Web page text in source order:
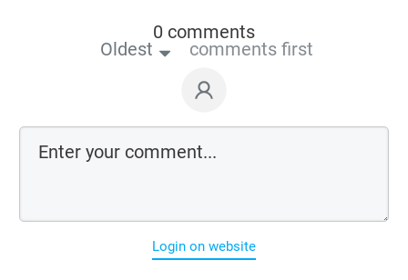
0 comments
Oldest comments first
Login on website